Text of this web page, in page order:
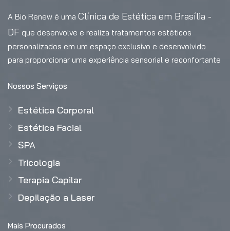
A Bio Renew é uma Clínica de Estética em Brasília -
DF que desenvolve e realiza tratamentos estéticos
personalizados em um espaço exclusivo e desenvolvido
para proporcionar uma experiência sensorial e reconfortante
Nossos Serviços
Estética Corporal
Estética Facial
SPA
Tricologia
Terapia Capilar
Depilação a Laser
Mais Procurados